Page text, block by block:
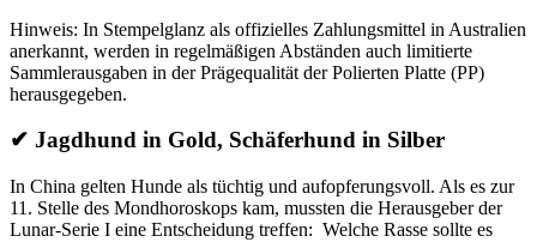
Hinweis: In Stempelglanz als offizielles Zahlungsmittel in Australien
anerkannt, werden in regelmäßigen Abständen auch limitierte
Sammlerausgaben in der Prägequalität der Polierten Platte (PP)
herausgegeben.
✔ Jagdhund in Gold, Schäferhund in Silber
In China gelten Hunde als tüchtig und aufopferungsvoll. Als es zur
11. Stelle des Mondhoroskops kam, mussten die Herausgeber der
Lunar-Serie I eine Entscheidung treffen: Welche Rasse sollte es